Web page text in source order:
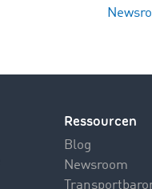
Ressourcen
Blog
Newsroom